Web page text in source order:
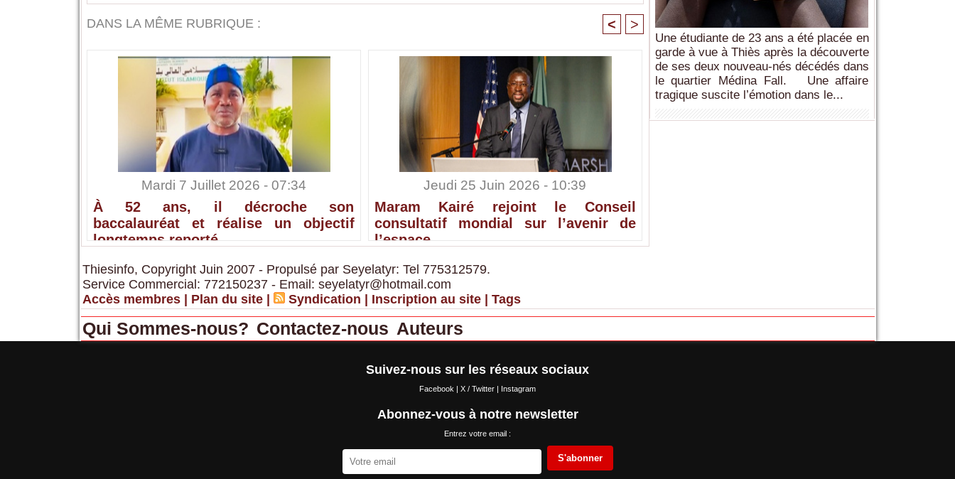
DANS LA MÊME RUBRIQUE : < >
Mardi 7 Juillet 2026 - 07:34
À 52 ans, il décroche son
baccalauréat et réalise un objectif
longtemps reporté
Jeudi 25 Juin 2026 - 10:39
Maram Kairé rejoint le Conseil
consultatif mondial sur l’avenir de
l’espace
Une étudiante de 23 ans a été placée en
garde à vue à Thiès après la découverte
de ses deux nouveau-nés décédés dans
le quartier Médina Fall. Une affaire
tragique suscite l’émotion dans le...
Thiesinfo, Copyright Juin 2007 - Propulsé par Seyelatyr: Tel 775312579.
Service Commercial: 772150237 - Email: seyelatyr@hotmail.com
Accès membres
Plan du site Syndication Inscription au site Tags
Qui Sommes-nous? Contactez-nous Auteurs
Suivez-nous sur les réseaux sociaux
Facebook X / Twitter Instagram
Abonnez-vous à notre newsletter
Entrez votre email :
S'abonner